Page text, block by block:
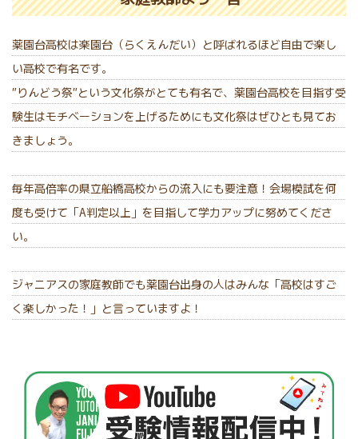
薬園台高校は楽園台（らくえんだい）と呼ばれるほど自由で楽し
い高校で有名です。
”りんどう祭”という文化祭がとても有名で、薬園台高校を目指す受
験生はモチベーションを上げるためにも文化祭はぜひとも見てお
きましょう。
毎年高倍率の県立船橋高校からの流入にも要注意！会場模試を何
度も受けて「A判定以上」を目指して学力アップに努めてくださ
い。
ジャニアスの家庭教師でも薬園台出身の人はみんな「高校はすご
く楽しかった！」と言っていますよ！